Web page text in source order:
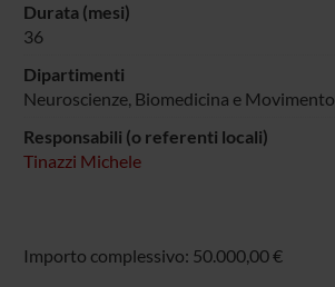
Durata (mesi)
36
Dipartimenti
Neuroscienze, Biomedicina e Movimento
Responsabili (o referenti locali)
Tinazzi Michele
Importo complessivo: 50.000,00 €